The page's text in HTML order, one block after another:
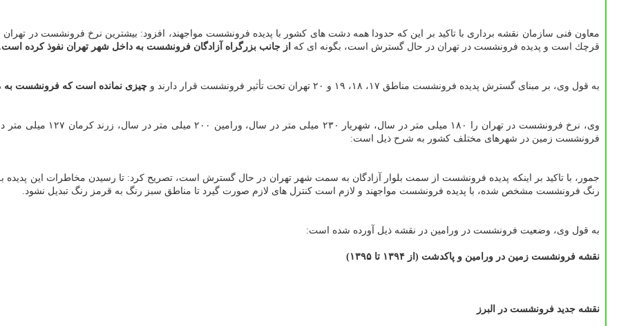
معاون فنی سازمان نقشه برداری با تاكید بر این كه حدودا همه دشت های كشور با پدیده فرونشست مواجهند، افزود: بیشترین نرخ فرونشست در
قرچك است و پدیده فرونشست در تهران در حال گسترش است، بگونه ای كه از جانب بزرگراه آزادگان فرونشست به داخل شهر تهران نفوذ كرده
به قول وی، بر مبنای گسترش پدیده فرونشست مناطق ۱۷، ۱۸، ۱۹ و ۲۰ تهران تحت تأثیر فرونشست قرار دارند و چیزی نمانده است كه فرونشست به
فرونشست زمین در شهرهای مختلف كشور به شرح ذیل است:
جمور، با تاكید بر اینكه پدیده فرونشست از سمت بلوار آزادگان به سمت شهر تهران در حال گسترش است، تصریح كرد: تا رسیدن مخاطرات این پدیده
رنگ فرونشست مشخص شده، با پدیده فرونشست مواجهند و لازم است كنترل های لازم صورت گیرد تا مناطق سبز رنگ به قرمز رنگ تبدیل نشود.
به قول وی، وضعیت فرونشست در ورامین در نقشه ذیل آورده شده است:
نقشه فرونشست زمین در ورامین و پاكدشت (از ۱۳۹۴ تا ۱۳۹۵)
نقشه جدید فرونشست در البرز